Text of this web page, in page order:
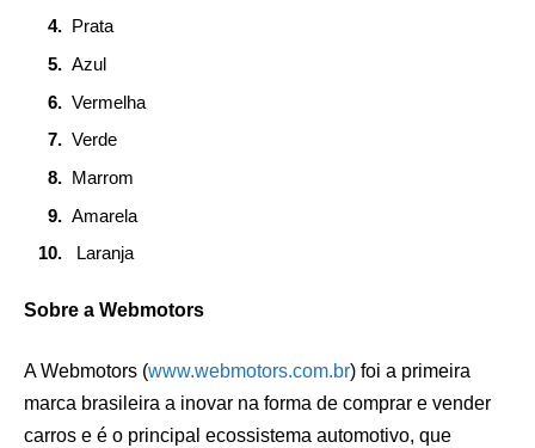
Prata
Azul
Vermelha
Verde
Marrom
Amarela
Laranja
Sobre a Webmotors
A Webmotors (www.webmotors.com.br) foi a primeira
marca brasileira a inovar na forma de comprar e vender
carros e é o principal ecossistema automotivo, que